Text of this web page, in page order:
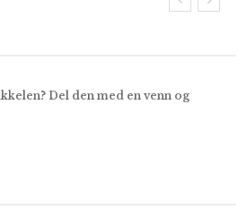
Del den med en venn og